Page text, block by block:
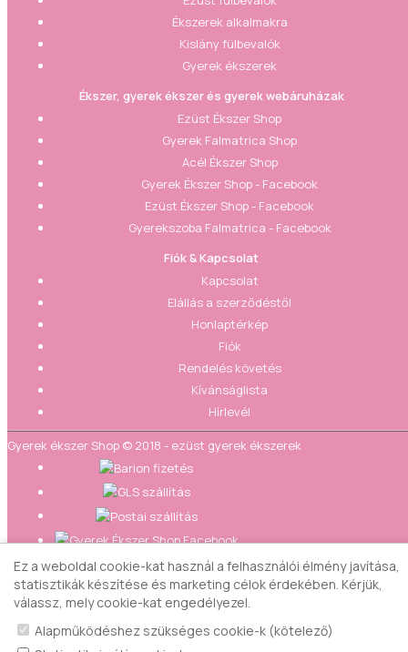
Ékszerek alkalmakra
Kislány fülbevalók
Gyerek ékszerek
Ékszer, gyerek ékszer és gyerek webáruházak
Ezüst Ékszer Shop
Gyerek Falmatrica Shop
Acél Ékszer Shop
Gyerek Ékszer Shop - Facebook
Ezüst Ékszer Shop - Facebook
Gyerekszoba Falmatrica - Facebook
Fiók & Kapcsolat
Kapcsolat
Elállás a szerződéstől
Honlaptérkép
Fiók
Rendelés követés
Kívánságlista
Hírlevél
Gyerek ékszer Shop © 2018 - ezüst gyerek ékszerek
Ez a weboldal cookie-kat használ a felhasználói élmény javítása,
statisztikák készítése és marketing célok érdekében. Kérjük,
válassz, mely cookie-kat engedélyezel.
Alapműködéshez szükséges cookie-k (kötelező)